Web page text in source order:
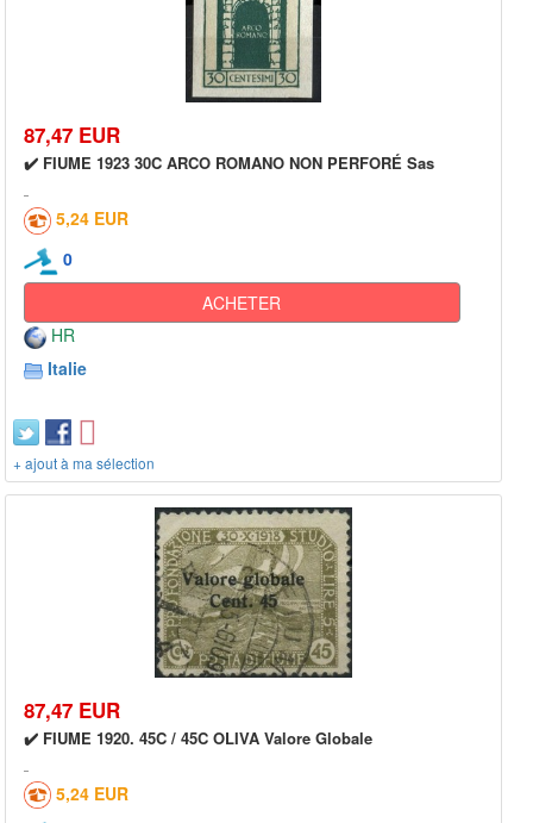
87,47 EUR
✔️ FIUME 1923 30C ARCO ROMANO NON PERFORÉ Sas
5,24 EUR
0
ACHETER
HR
Italie
+ ajout à ma sélection
87,47 EUR
✔️ FIUME 1920. 45C / 45C OLIVA Valore Globale
5,24 EUR